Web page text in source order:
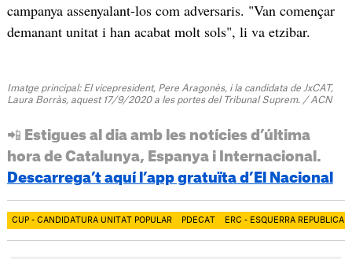
campanya assenyalant-los com adversaris. "Van començar
demanant unitat i han acabat molt sols", li va etzibar.
Imatge principal: El vicepresident, Pere Aragonès, i la candidata de JxCAT,
Laura Borràs, aquest 17/9/2020 a les portes del Tribunal Suprem. / ACN
📲 Estigues al dia amb les notícies d’última
hora de Catalunya, Espanya i Internacional.
Descarrega’t aquí l’app gratuïta d’El Nacional
CUP - CANDIDATURA UNITAT POPULAR PDECAT ERC - ESQUERRA